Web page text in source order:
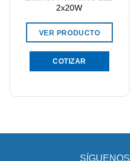
2x20W
VER PRODUCTO
COTIZAR
SÍGUENOS